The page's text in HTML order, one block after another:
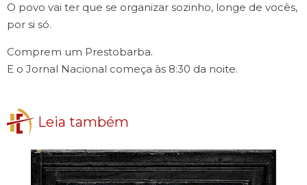
O povo vai ter que se organizar sozinho, longe de vocês,
por si só.
Comprem um Prestobarba.
E o Jornal Nacional começa às 8:30 da noite.
Leia também